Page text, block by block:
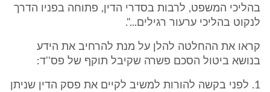
בהליכי המשפט, לרבות בסדרי הדין, פתוחה בפניו הדרך
לנקוט בהליכי ערעור רגילים...".
קראו את ההחלטה להלן על מנת להרחיב את הידע
בנושא ביטול הסכם פשרה שקיבל תוקף של פס''ד:
1. לפני בקשה להורות למשיב לקיים את פסק הדין שניתן